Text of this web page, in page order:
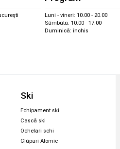
Luni - vineri: 10.00 - 20.00
Sâmbătă: 10.00 - 17.00
Duminică: închis
Ski
Echipament ski
Cască ski
Ochelari schi
Clăpari Atomic